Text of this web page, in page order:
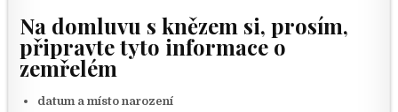
Na domluvu s knězem si, prosím,
připravte tyto informace o
zemřelém
datum a místo narození